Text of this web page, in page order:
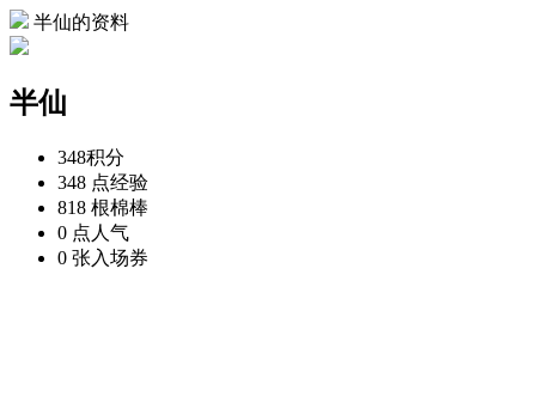
半仙的资料
半仙
348积分
348 点经验
818 根棉棒
0 点 人气
0 张 入场券